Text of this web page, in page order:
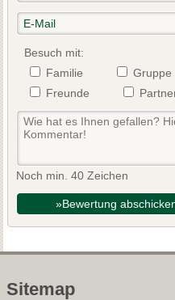
Besuch mit:
Familie
Gruppe
Freunde
Noch min. 40 Zeichen
»Bewertung
Sitemap